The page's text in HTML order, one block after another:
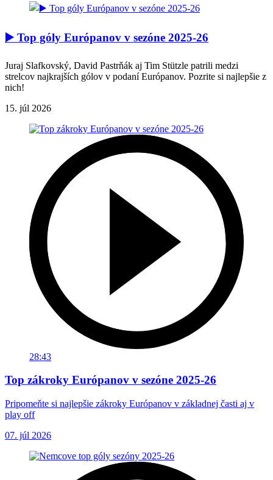
▶️ Top góly Európanov v sezóne 2025-26
Juraj Slafkovský, David Pastrňák aj Tim Stützle patrili medzi
strelcov najkrajších gólov v podaní Európanov. Pozrite si najlepšie z
nich!
15. júl 2026
28:43
Top zákroky Európanov v sezóne 2025-26
Pripomeňte si najlepšie zákroky Európanov v základnej časti aj v
play off
07. júl 2026